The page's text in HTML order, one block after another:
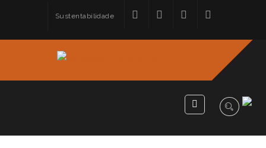
Sustentabilidade